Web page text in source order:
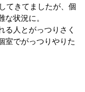
てきてましたが、個
な状況に。
る人とがっつりさく
室でがっつりやりた